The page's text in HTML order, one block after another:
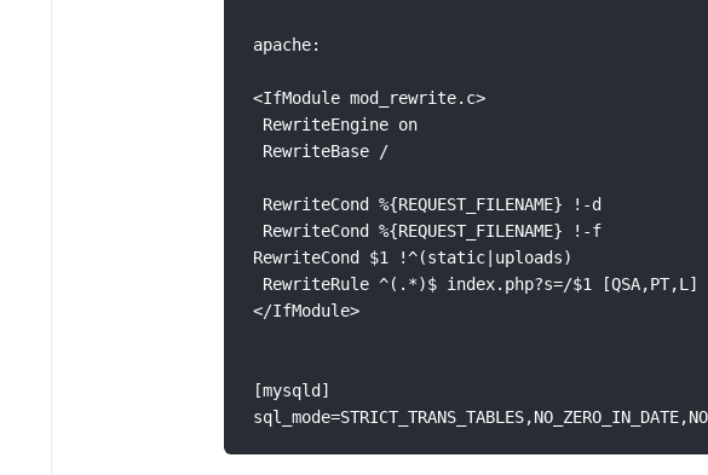
apache:
<IfModule mod_rewrite.c>
RewriteEngine on
RewriteBase /
RewriteCond %{REQUEST_FILENAME} !-d
RewriteCond %{REQUEST_FILENAME} !-f
RewriteCond $1 !^(static|uploads)
RewriteRule ^(.*)$ index.php?s=/$1 [QSA,PT,L]
</IfModule>
[mysqld]